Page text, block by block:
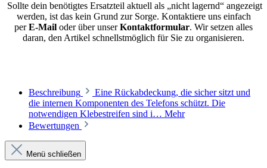
Sollte dein benötigtes Ersatzteil aktuell als „nicht lagernd“ angezeigt
werden, ist das kein Grund zur Sorge. Kontaktiere uns einfach
per E-Mail oder über unser Kontaktformular. Wir setzen alles
daran, den Artikel schnellstmöglich für Sie zu organisieren.
Beschreibung
Eine Rückabdeckung, die sicher sitzt und
die internen Komponenten des Telefons schützt. Die
notwendigen Klebestreifen sind i… Mehr
Bewertungen
Menü schließen